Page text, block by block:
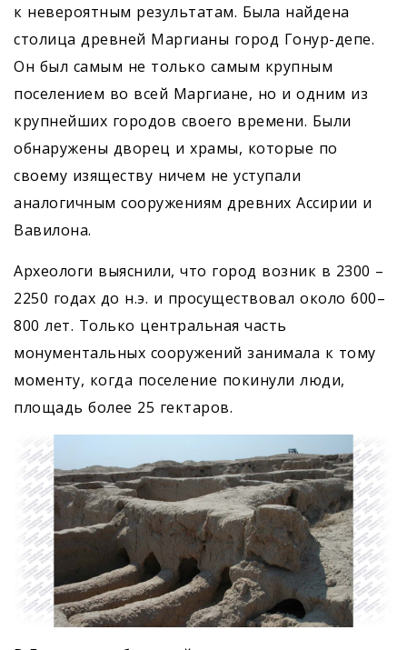
к невероятным результатам. Была найдена
столица древней Маргианы город Гонур-депе.
Он был самым не только самым крупным
поселением во всей Маргиане, но и одним из
крупнейших городов своего времени. Были
обнаружены дворец и храмы, которые по
своему изяществу ничем не уступали
аналогичным сооружениям древних Ассирии и
Вавилона.
Археологи выяснили, что город возник в 2300 –
2250 годах до н.э. и просуществовал около 600–
800 лет. Только центральная часть
монументальных сооружений занимала к тому
моменту, когда поселение покинули люди,
площадь более 25 гектаров.